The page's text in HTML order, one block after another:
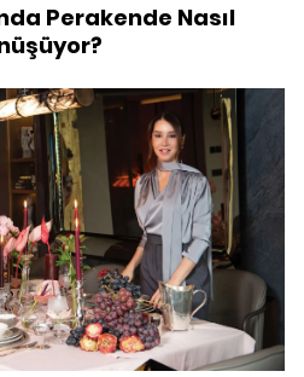
Perakende Nasıl